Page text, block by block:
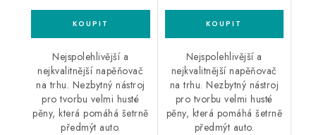
Nejspolehlivější a
nejkvalitnější napěňovač
na trhu. Nezbytný nástroj
pro tvorbu velmi husté
pěny, která pomáhá šetrně
předmýt auto.
Nejspolehlivější a
nejkvalitnější napěňovač
na trhu. Nezbytný nástroj
pro tvorbu velmi husté
pěny, která pomáhá šetrně
předmýt auto.